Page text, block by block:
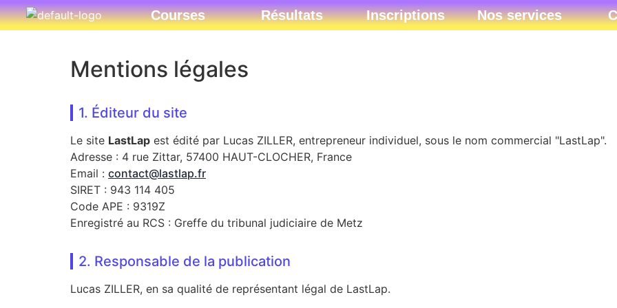
Courses Résultats Inscriptions Nos services
Mentions légales
1. Éditeur du site
Le site LastLap est édité par Lucas ZILLER, entrepreneur individuel, sous le nom commercial "LastLap".
Adresse : 4 rue Zittar, 57400 HAUT-CLOCHER, France
Email : contact@lastlap.fr
SIRET : 943 114 405
Code APE : 9319Z
Enregistré au RCS : Greffe du tribunal judiciaire de Metz
2. Responsable de la publication
Lucas ZILLER, en sa qualité de représentant légal de LastLap.